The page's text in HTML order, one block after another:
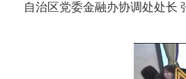
自治区党委金融办协调处处长